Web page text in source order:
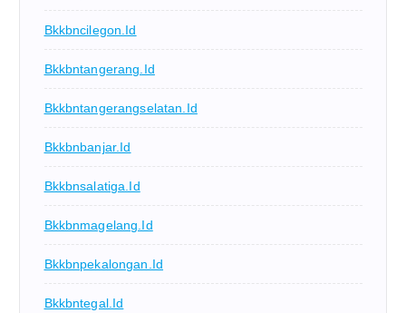
Bkkbncilegon.id
Bkkbntangerang.id
Bkkbntangerangselatan.id
Bkkbnbanjar.id
Bkkbnsalatiga.id
Bkkbnmagelang.id
Bkkbnpekalongan.id
Bkkbntegal.id